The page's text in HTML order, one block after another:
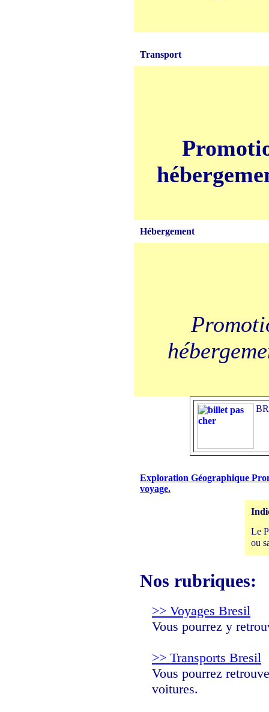
Transport
Hébergement
Exploration Géographique
voyage.
Le
ou
Nos rubriques:
>> Voyages Bresil
Vous pourrez y
>> Transports Bresil
Vous pourrez
voitures.